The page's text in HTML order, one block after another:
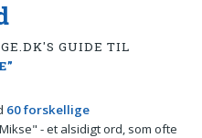
GUIDE TIL
60 forskellige
- et alsidigt ord, som ofte